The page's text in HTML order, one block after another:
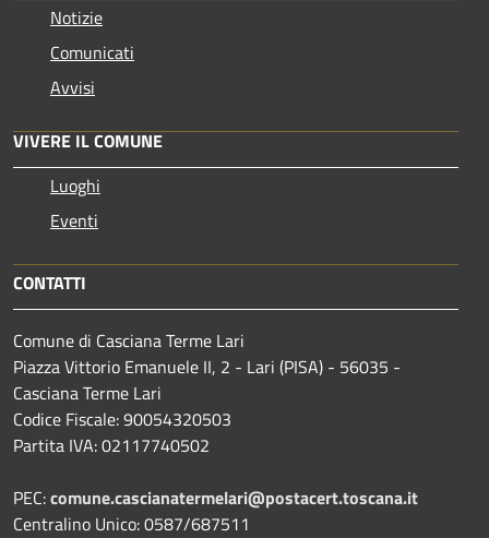
Notizie
Comunicati
Avvisi
VIVERE IL COMUNE
Luoghi
Eventi
CONTATTI
Comune di Casciana Terme Lari
Piazza Vittorio Emanuele II, 2 - Lari (PISA) - 56035 -
Casciana Terme Lari
Codice Fiscale: 90054320503
Partita IVA: 02117740502
PEC:comune.cascianatermelari@postacert.toscana.it
Centralino Unico: 0587/687511